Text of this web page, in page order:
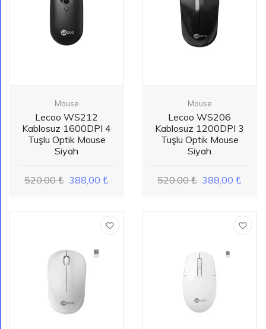
Mouse
Lecoo WS212
Kablosuz 1600DPI 4
Tuşlu Optik Mouse
Siyah
520,00 ₺ 388,00 ₺
Mouse
Lecoo WS206
Kablosuz 1200DPI 3
Tuşlu Optik Mouse
Siyah
520,00 ₺ 388,00 ₺